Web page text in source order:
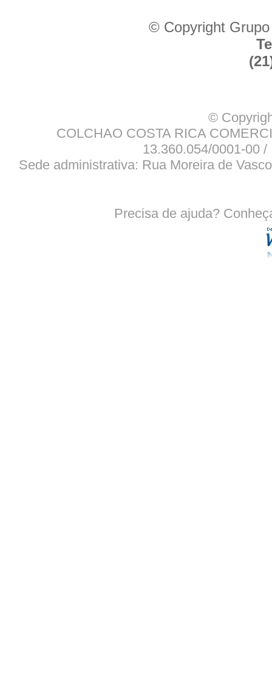
© Copyright
©
COLCHAO COSTA RICA
13.360.054/0001-00
Sede administrativa: Rua Moreira de
Precisa de ajuda?